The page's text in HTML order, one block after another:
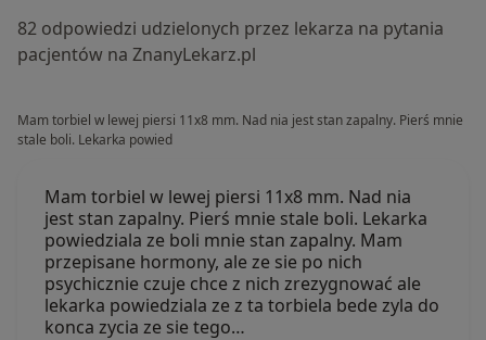
82 odpowiedzi udzielonych przez lekarza na pytania
pacjentów na ZnanyLekarz.pl
Mam torbiel w lewej piersi 11x8 mm. Nad nia jest stan zapalny. Pierś mnie
stale boli. Lekarka powied
Mam torbiel w lewej piersi 11x8 mm. Nad nia
jest stan zapalny. Pierś mnie stale boli. Lekarka
powiedziala ze boli mnie stan zapalny. Mam
przepisane hormony, ale ze sie po nich
psychicznie czuje chce z nich zrezygnować ale
lekarka powiedziala ze z ta torbiela bede zyla do
konca zycia ze sie tego…